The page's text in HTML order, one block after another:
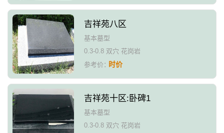
吉祥苑八区
基本墓型
0.3-0.8 双穴 花岗岩
参考价：时价
吉祥苑十区:卧碑1
基本墓型
0.3-0.8 双穴 花岗岩